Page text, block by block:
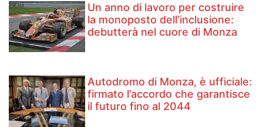
Un anno di lavoro per costruire
la monoposto dell’inclusione:
debutterà nel cuore di Monza
Autodromo di Monza, è ufficiale:
firmato l’accordo che garantisce
il futuro fino al 2044